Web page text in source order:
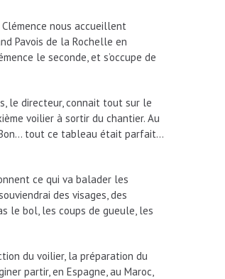
nous accueillent
Pavois de la Rochelle en
le seconde, et s’occupe de
le directeur, connait tout sur le
voilier à sortir du chantier. Au
Bon… tout ce tableau était parfait…
ce qui va balader les
des visages, des
le bol, les coups de gueule, les
du voilier, la préparation du
partir, en Espagne, au Maroc,